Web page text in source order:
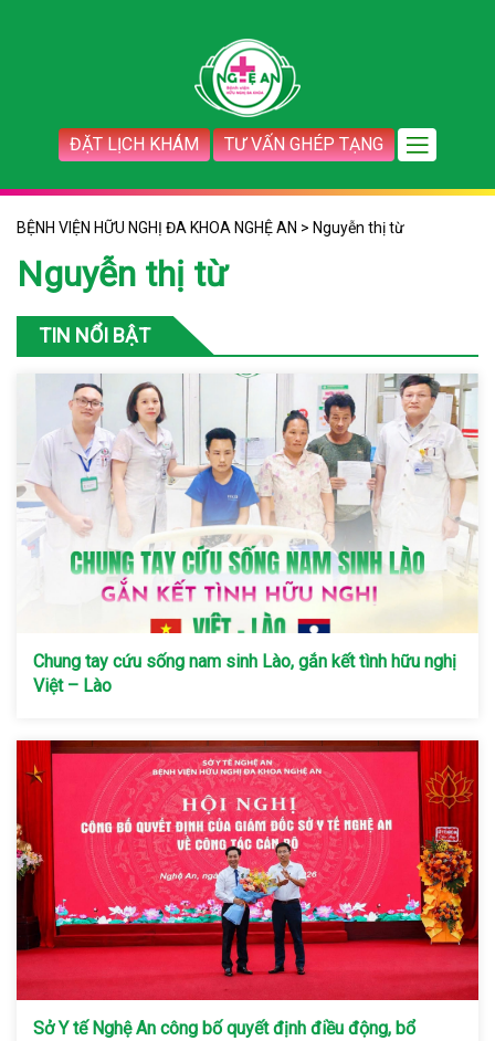
ĐẶT LỊCH KHÁM TƯ VẤN GHÉP TẠNG
BỆNH VIỆN HỮU NGHỊ ĐA KHOA NGHỆ AN > Nguyễn thị từ
Nguyễn thị từ
TIN NỔI BẬT
Chung tay cứu sống nam sinh Lào, gắn kết tình hữu nghị
Việt – Lào
Sở Y tế Nghệ An công bố quyết định điều động, bổ